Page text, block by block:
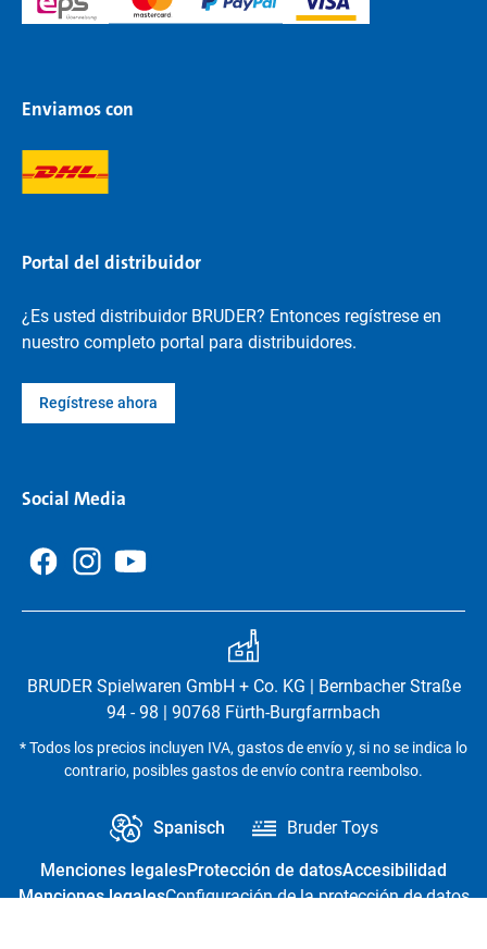
Enviamos con
Portal del distribuidor
¿Es usted distribuidor BRUDER? Entonces regístrese en
nuestro completo portal para distribuidores.
Regístrese ahora
Social Media
BRUDER Spielwaren GmbH + Co. KG | Bernbacher Straße
94 - 98 | 90768 Fürth-Burgfarrnbach
* Todos los precios incluyen IVA, gastos de envío y, si no se indica lo
contrario, posibles gastos de envío contra reembolso.
Spanisch Bruder Toys
Menciones legalesProtección de datosAccesibilidad
Menciones legalesConfiguración de la protección de datos